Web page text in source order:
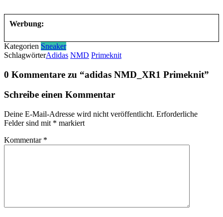
Werbung:
Kategorien Sneaker
SchlagwörterAdidas NMD Primeknit
0 Kommentare zu “adidas NMD_XR1 Primeknit”
Schreibe einen Kommentar
Deine E-Mail-Adresse wird nicht veröffentlicht. Erforderliche
Felder sind mit * markiert
Kommentar *